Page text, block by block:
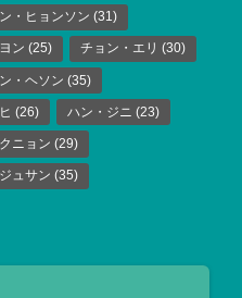
・ヒョンソン (31)
ン (25) チョン・エリ (30)
・ヘソン (35)
(26) ハン・ジニ (23)
ニョン (29)
ュサン (35)